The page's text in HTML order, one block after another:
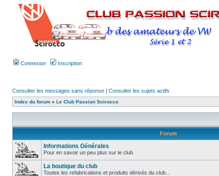
Connexion Inscription
Consulter les messages sans réponse | Consulter les sujets actifs
Index du forum » Le Club Passion Scirocco
Forum
Informations Générales
Pour en savoir un peu plus sur le club
La boutique du club
Toutes les refabrications et produits dérivés du club...